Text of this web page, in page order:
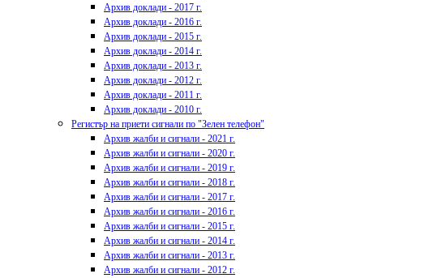
Архив доклади - 2017 г.
Архив доклади - 2016 г.
Архив доклади - 2015 г.
Архив доклади - 2014 г.
Архив доклади - 2013 г.
Архив доклади - 2012 г.
Архив доклади - 2011 г.
Архив доклади - 2010 г.
Регистър на приети сигнали по "Зелен телефон"
Архив жалби и сигнали - 2021 г.
Архив жалби и сигнали - 2020 г.
Архив жалби и сигнали - 2019 г.
Архив жалби и сигнали - 2018 г.
Архив жалби и сигнали - 2017 г.
Архив жалби и сигнали - 2016 г.
Архив жалби и сигнали - 2015 г.
Архив жалби и сигнали - 2014 г.
Архив жалби и сигнали - 2013 г.
Архив жалби и сигнали - 2012 г.